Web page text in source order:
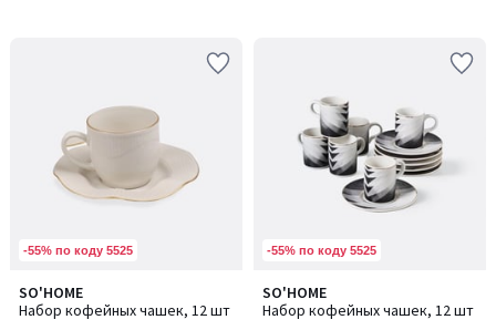
-55% по коду 5525
SO'HOME
Набор кофейных чашек, 12 шт
-55% по коду 5525
SO'HOME
Набор кофейных чашек, 12 шт